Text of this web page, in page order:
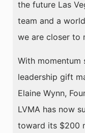
the future Las
team and a
we are closer to
With
leadership gift
Elaine Wynn,
LVMA has now
toward its $200